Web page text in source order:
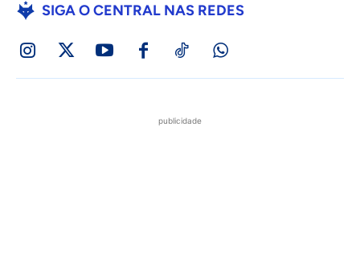
SIGA O CENTRAL NAS REDES
publicidade